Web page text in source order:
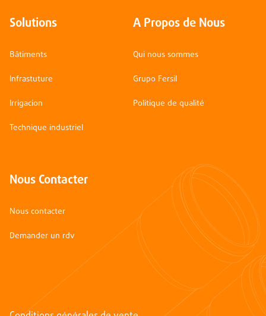
Solutions
Bâtiments
Infrastuture
Irrigacion
Technique industriel
A Propos de Nous
Qui nous sommes
Grupo Fersil
Politique de qualité
Nous Contacter
Nous contacter
Demander un rdv